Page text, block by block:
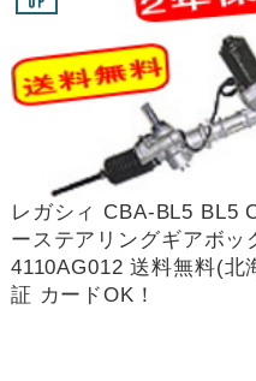
レガシィ CBA-BL5 BL5
ーステアリングギアボ
4110AG012 送料無料(北
証 カードOK！